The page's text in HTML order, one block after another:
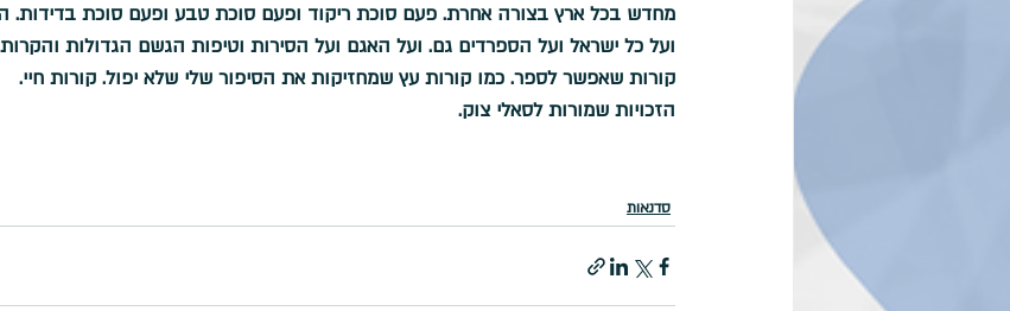
מחדש בכל ארץ בצורה אחרת. פעם סוכת ריקוד ופעם סוכת טבע ופעם סוכת בדידות.
ועל כל ישראל ועל הספרדים גם. ועל האגם ועל הסירות וטיפות הגשם הגדולות
קורות שאפשר לספר. כמו קורות עץ שמחזיקות את הסיפור שלי שלא יפול. קורות
הזכויות שמורות לסאלי צוק.
סדנאות